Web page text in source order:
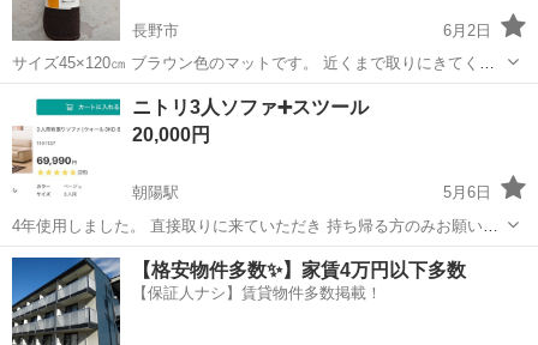
長野市
6月2日
サイズ45×120㎝ ブラウン色のマットです。 近くまで取りにきてくれ
る方を優先にお譲りします。
長野 長野市 カーペット/マット/ラグ
ニトリ3人ソファ➕スツール
20,000円
朝陽駅
5月6日
4年使用しました。 直接取りに来ていただき 持ち帰る方のみお願いし
ます。
長野 長野市 朝陽駅 カーペット/マット/ラグ ニトリ
【格安物件多数✨】家賃4万円以下多数
【保証人ナシ】賃貸物件多数掲載！